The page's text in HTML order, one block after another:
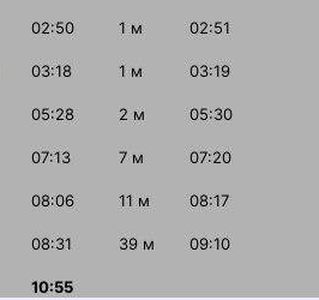
02:50 1 м 02:51
03:18 1 м 03:19
05:28 2 м 05:30
07:13 7 м 07:20
08:06 11 м 08:17
08:31 39 м 09:10
10:55